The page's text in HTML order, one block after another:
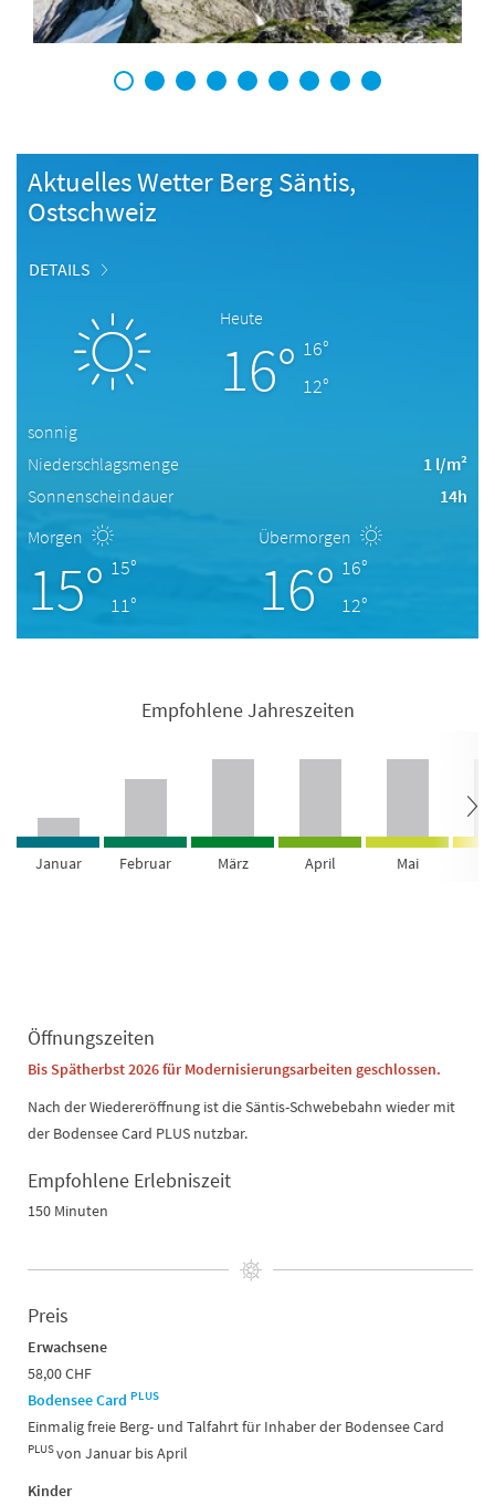
1 2 3 4 5 6 7 8 9
Aktuelles Wetter Berg Säntis,
Ostschweiz
DETAILS
Heute
16° 16°
12°
sonnig
Niederschlagsmenge
1 l/m²
Sonnenscheindauer
14h
Morgen
15° 15°
11°
Übermorgen
16° 16°
12°
Empfohlene Jahreszeiten
Januar Februar März April Mai
Öffnungszeiten
Bis Spätherbst 2026 für Modernisierungsarbeiten geschlossen.
Nach der Wiedereröffnung ist die Säntis-Schwebebahn wieder mit
der Bodensee Card PLUS nutzbar.
Empfohlene Erlebniszeit
150 Minuten
Preis
Erwachsene
58,00 CHF
Bodensee Card PLUS
Einmalig freie Berg- und Talfahrt für Inhaber der Bodensee Card
PLUSvon Januar bis April
Kinder